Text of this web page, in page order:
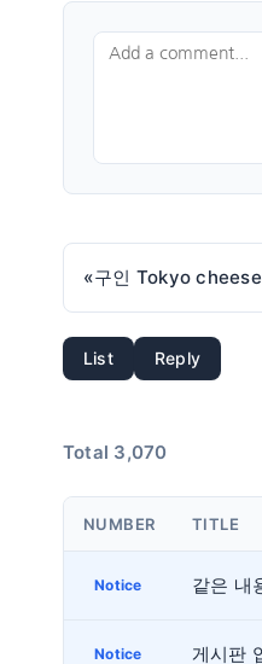
«
List Reply
Total 3,070
NUMBER TITLE
Notice
Notice